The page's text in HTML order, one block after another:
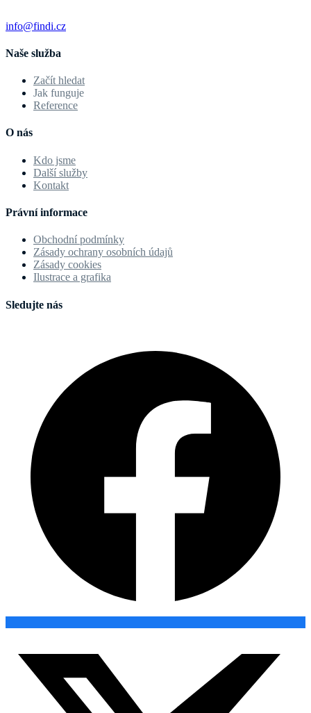
info@findi.cz
Naše služba
Začít hledat
Jak funguje
Reference
O nás
Kdo jsme
Další služby
Kontakt
Právní informace
Obchodní podmínky
Zásady ochrany osobních údajů
Zásady cookies
Ilustrace a grafika
Sledujte nás